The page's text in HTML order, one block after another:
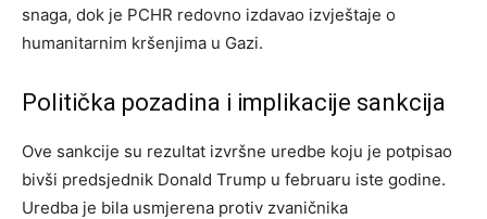
snaga, dok je PCHR redovno izdavao izvještaje o
humanitarnim kršenjima u Gazi.
Politička pozadina i implikacije sankcija
Ove sankcije su rezultat izvršne uredbe koju je potpisao
bivši predsjednik Donald Trump u februaru iste godine.
Uredba je bila usmjerena protiv zvaničnika